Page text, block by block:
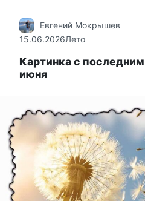
Евгений Мокрышев
15.06.2026Лето
Картинка с
июня